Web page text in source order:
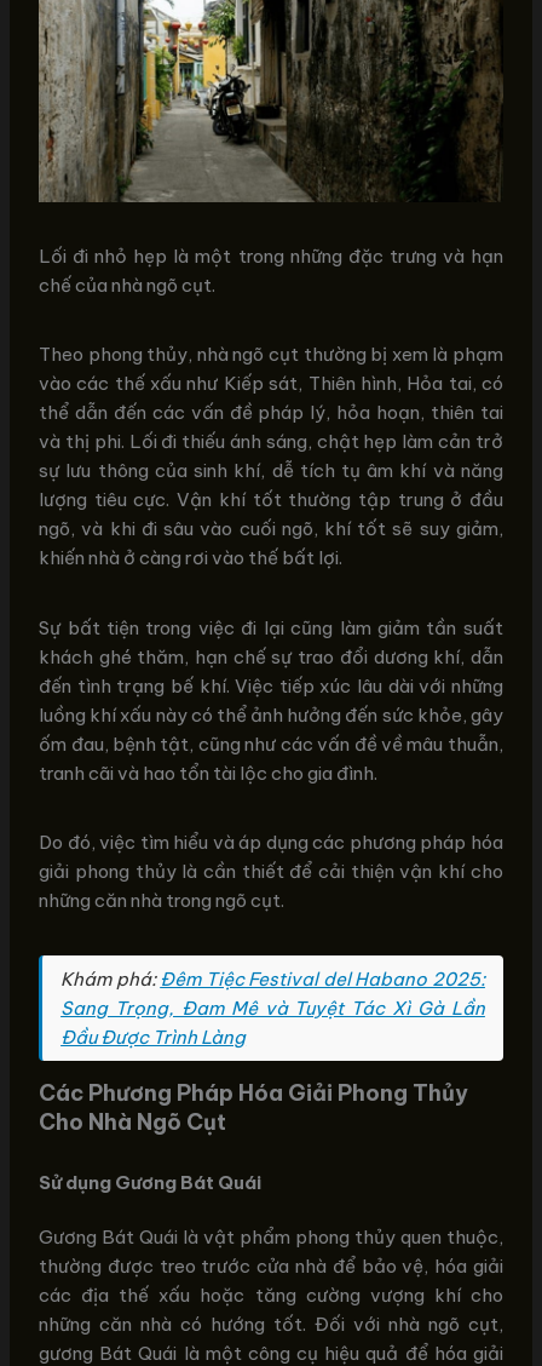
Lối đi nhỏ hẹp là một trong những đặc trưng và hạn
chế của nhà ngõ cụt.
Theo phong thủy, nhà ngõ cụt thường bị xem là phạm
vào các thế xấu như Kiếp sát, Thiên hình, Hỏa tai, có
thể dẫn đến các vấn đề pháp lý, hỏa hoạn, thiên tai
và thị phi. Lối đi thiếu ánh sáng, chật hẹp làm cản trở
sự lưu thông của sinh khí, dễ tích tụ âm khí và năng
lượng tiêu cực. Vận khí tốt thường tập trung ở đầu
ngõ, và khi đi sâu vào cuối ngõ, khí tốt sẽ suy giảm,
khiến nhà ở càng rơi vào thế bất lợi.
Sự bất tiện trong việc đi lại cũng làm giảm tần suất
khách ghé thăm, hạn chế sự trao đổi dương khí, dẫn
đến tình trạng bế khí. Việc tiếp xúc lâu dài với những
luồng khí xấu này có thể ảnh hưởng đến sức khỏe, gây
ốm đau, bệnh tật, cũng như các vấn đề về mâu thuẫn,
tranh cãi và hao tổn tài lộc cho gia đình.
Do đó, việc tìm hiểu và áp dụng các phương pháp hóa
giải phong thủy là cần thiết để cải thiện vận khí cho
những căn nhà trong ngõ cụt.
Khám phá: Đêm Tiệc Festival del Habano 2025:
Sang Trọng, Đam Mê và Tuyệt Tác Xì Gà Lần
Đầu Được Trình Làng
Các Phương Pháp Hóa Giải Phong Thủy
Cho Nhà Ngõ Cụt
Sử dụng Gương Bát Quái
Gương Bát Quái là vật phẩm phong thủy quen thuộc,
thường được treo trước cửa nhà để bảo vệ, hóa giải
các địa thế xấu hoặc tăng cường vượng khí cho
những căn nhà có hướng tốt. Đối với nhà ngõ cụt,
gương Bát Quái là một công cụ hiệu quả để hóa giải